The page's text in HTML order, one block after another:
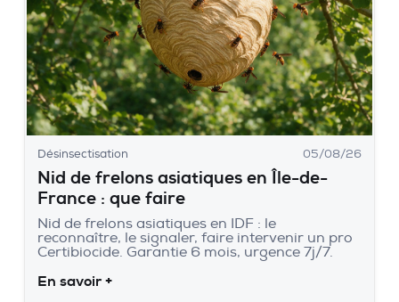
Désinsectisation 05/08/26
Nid de frelons asiatiques en Île-de-
France : que faire
Nid de frelons asiatiques en IDF : le
reconnaître, le signaler, faire intervenir un pro
Certibiocide. Garantie 6 mois, urgence 7j/7.
En savoir +